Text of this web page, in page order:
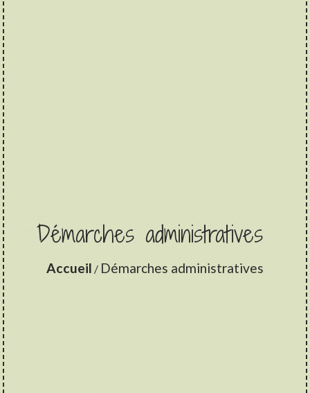
Démarches administratives
Accueil / Démarches administratives